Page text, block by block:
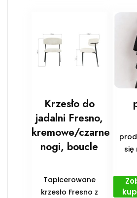
Krzesło do
jadalni Fresno,
kremowe/czarne
nogi, boucle
Tapicerowane
krzesło Fresno z
się